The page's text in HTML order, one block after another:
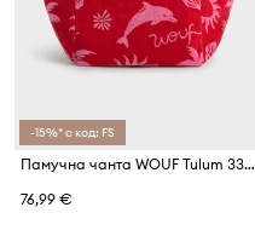
-15%* с код: FS
Памучна чанта WOUF Tulum 33 x 35 cm
76,99 €